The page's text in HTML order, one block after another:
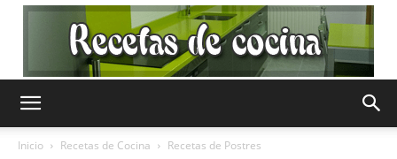
Inicio Recetas de Cocina Recetas de Postres